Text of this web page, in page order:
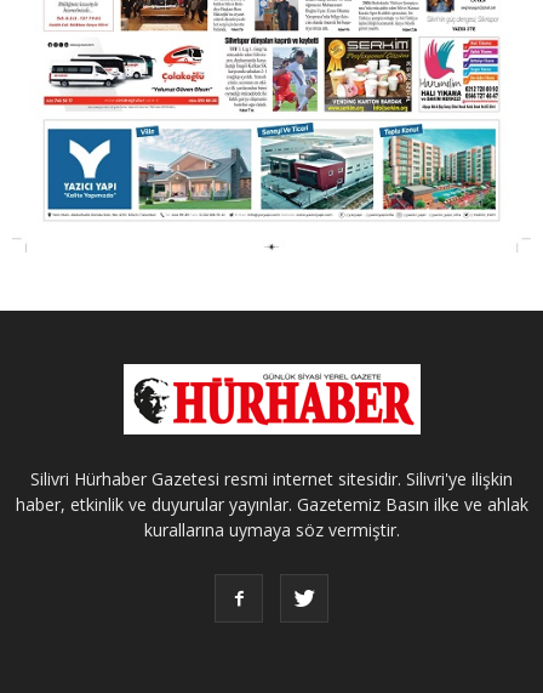
Silivri Hürhaber Gazetesi resmi internet sitesidir. Silivri'ye ilişkin
haber, etkinlik ve duyurular yayınlar. Gazetemiz Basın ilke ve ahlak
kurallarına uymaya söz vermiştir.